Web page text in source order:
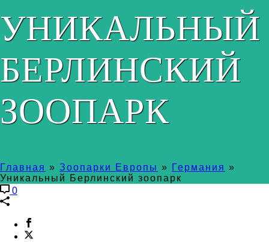
УНИКАЛЬНЫЙ
БЕРЛИНСКИЙ
ЗООПАРК
Главная » Зоопарки Европы » Германия »
Уникальный Берлинский зоопарк
0